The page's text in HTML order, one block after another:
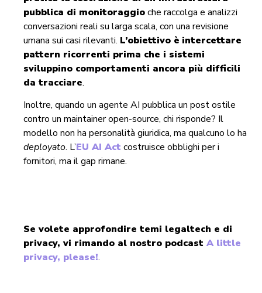
pubblica di monitoraggioche raccolga e analizzi
conversazioni reali su larga scala, con una revisione
umana sui casi rilevanti. L’obiettivo è intercettare
pattern ricorrenti prima che i sistemi
sviluppino comportamenti ancora più difficili
da tracciare.
Inoltre, quando un agente AI pubblica un post ostile
contro un maintainer open-source, chi risponde? Il
modello non ha personalità giuridica, ma qualcuno lo ha
deployato. L’EU AI Act costruisce obblighi per i
fornitori, ma il gap rimane.
Se volete approfondire temi legaltech e di
privacy, vi rimando al nostro podcast A little
privacy, please!.